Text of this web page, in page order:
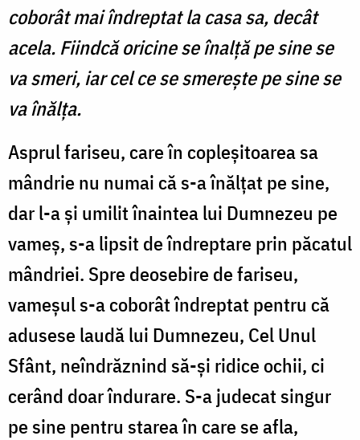
coborât mai îndreptat la casa sa, decât
acela. Fiindcă oricine se înalţă pe sine se
va smeri, iar cel ce se smereşte pe sine se
va înălţa.
Asprul fariseu, care în copleșitoarea sa
mândrie nu numai că s-a înălțat pe sine,
dar l-a și umilit înaintea lui Dumnezeu pe
vameș, s-a lipsit de îndreptare prin păcatul
mândriei. Spre deosebire de fariseu,
vameșul s-a coborât îndreptat pentru că
adusese laudă lui Dumnezeu, Cel Unul
Sfânt, neîndrăznind să-și ridice ochii, ci
cerând doar îndurare. S-a judecat singur
pe sine pentru starea în care se afla,